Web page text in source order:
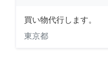
買い物代行します。
東京都